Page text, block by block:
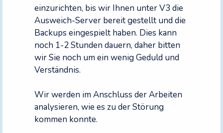
einzurichten, bis wir Ihnen unter V3 die
Ausweich-Server bereit gestellt und die
Backups eingespielt haben. Dies kann
noch 1-2 Stunden dauern, daher bitten
wir Sie noch um ein wenig Geduld und
Verständnis.
Wir werden im Anschluss der Arbeiten
analysieren, wie es zu der Störung
kommen konnte.